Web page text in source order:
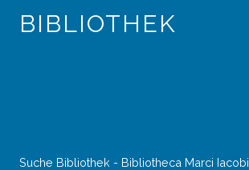
BIBLIOTHEK
Suche Bibliothek - Bibliotheca Marci Iacobi